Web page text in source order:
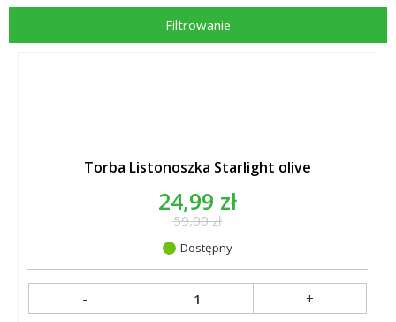
Filtrowanie
Torba Listonoszka Starlight olive
24,99 zł
59,00 zł
Dostępny
- +